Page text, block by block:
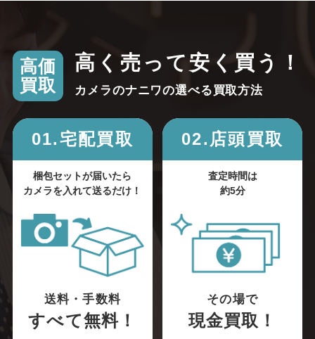
高価
買取
高く売って安く買う！
カメラのナニワの選べる買取方法
01.宅配買取
梱包セットが届いたら
カメラを入れて送るだけ！
送料・手数料
すべて無料！
02.店頭買取
査定時間は
約5分
その場で
現金買取！